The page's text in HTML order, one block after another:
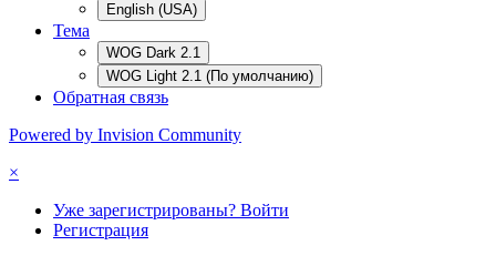
English (USA)
Тема
WOG Dark 2.1
WOG Light 2.1 (По умолчанию)
Обратная связь
Powered by Invision Community
×
Уже зарегистрированы? Войти
Регистрация